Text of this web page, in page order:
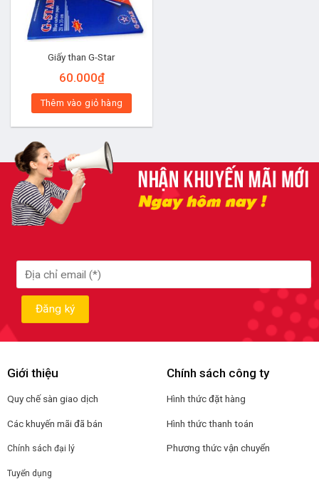
Giấy than G-Star
60.000₫
Thêm vào giỏ hàng
Giới thiệu
Quy chế sàn giao dịch
Các khuyến mãi đã bán
Chính sách đại lý
Tuyển dụng
Chính sách công ty
Hình thức đặt hàng
Hình thức thanh toán
Phương thức vận chuyển